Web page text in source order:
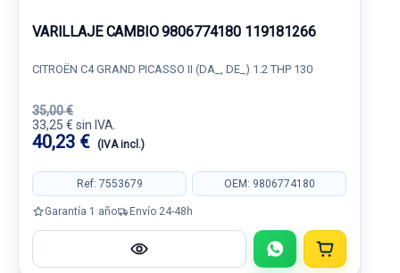
VARILLAJE CAMBIO 9806774180 119181266
CITROËN C4 GRAND PICASSO II (DA_, DE_) 1.2 THP 130
35,00 €
33,25 € sin IVA.
40,23 € (IVA incl.)
Ref: 7553679 OEM: 9806774180
Garantía 1 año Envío 24-48h